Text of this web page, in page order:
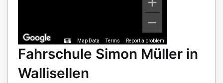
Map Data Terms Report a problem
Fahrschule Simon Müller in
Wallisellen